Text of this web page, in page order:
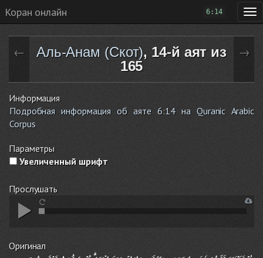
Коран онлайн 6:14
← Аль-Анам (Скот), 14-й аят из
165
→
Информация
Подробная информация об аяте 6:14 на Quranic Arabic
Corpus
Параметры
Увеличенный шрифт
Прослушать
Оригинал